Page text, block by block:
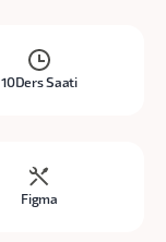
10Ders Saati
Figma